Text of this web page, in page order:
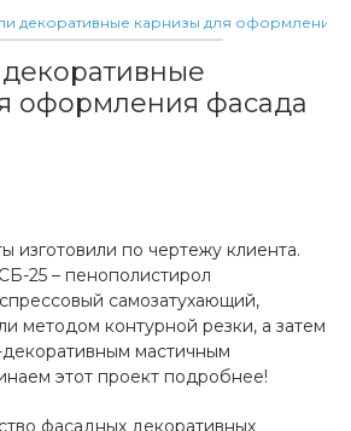
декоративные карнизы для оформления
оформления фасада
изготовили по чертежу клиента.
25 – пенополистирол
самозатухающий,
методом контурной резки, а затем
мастичным
этот проект подробнее!
фасадных декоративных